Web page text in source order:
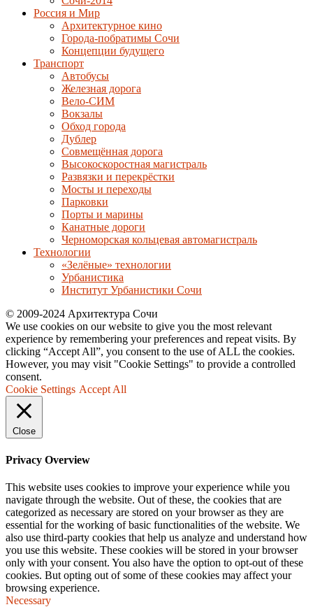
Россия и Мир
Архитектурное кино
Города-побратимы Сочи
Концепции будущего
Транспорт
Автобусы
Железная дорога
Вело-СИМ
Вокзалы
Обход города
Дублер
Совмещённая дорога
Высокоскоростная магистраль
Развязки и перекрёстки
Мосты и переходы
Парковки
Порты и марины
Канатные дороги
Черноморская кольцевая автомагистраль
Технологии
«Зелёные» технологии
Урбанистика
Институт Урбанистики Сочи
© 2009-2024 Архитектура Сочи
We use cookies on our website to give you the most relevant
experience by remembering your preferences and repeat visits. By
clicking “Accept All”, you consent to the use of ALL the cookies.
However, you may visit "Cookie Settings" to provide a controlled
consent.
Cookie Settings Accept All
Close
Privacy Overview
This website uses cookies to improve your experience while you
navigate through the website. Out of these, the cookies that are
categorized as necessary are stored on your browser as they are
essential for the working of basic functionalities of the website. We
also use third-party cookies that help us analyze and understand how
you use this website. These cookies will be stored in your browser
only with your consent. You also have the option to opt-out of these
cookies. But opting out of some of these cookies may affect your
browsing experience.
Necessary